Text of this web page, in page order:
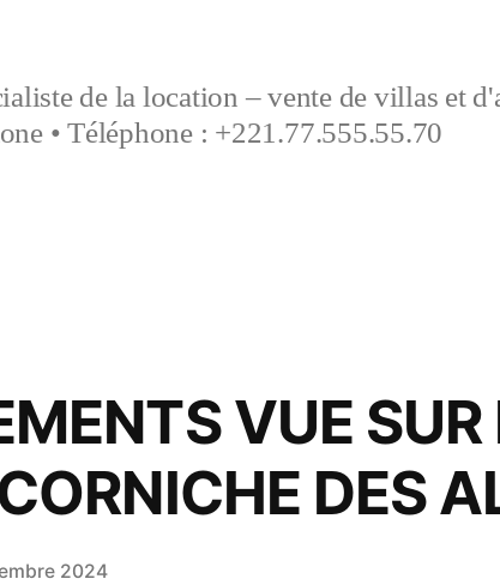
de la location – vente de villas et
• Téléphone : +221.77.555.55.70
VUE SUR
DES
2024